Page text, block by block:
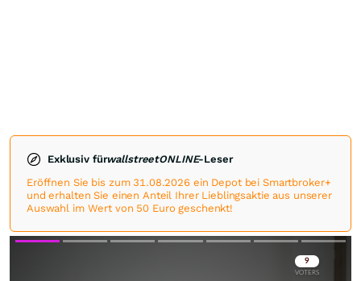
Exklusiv fürwallstreetONLINE-Leser
Eröffnen Sie bis zum 31.08.2026 ein Depot bei Smartbroker+
und erhalten Sie einen Anteil Ihrer Lieblingsaktie aus unserer
Auswahl im Wert von 50 Euro geschenkt!